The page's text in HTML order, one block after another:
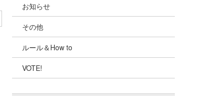
湘南
千葉北
伊豆
千葉南
お知らせ
その他
ルール＆How to
VOTE!